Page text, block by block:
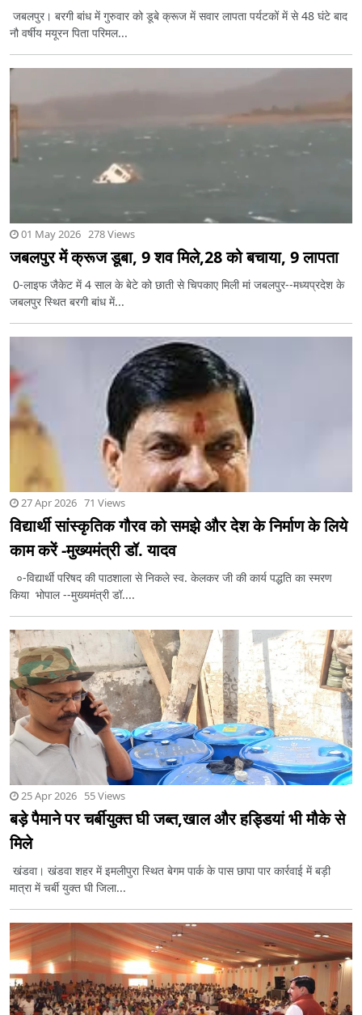
जबलपुर। बरगी बांध में गुरुवार को डूबे क्रूज में सवार लापता पर्यटकों में से 48 घंटे बाद
नौ वर्षीय मयूरन पिता परिमल...
01 May 2026 278 Views
जबलपुर में क्रूज डूबा, 9 शव मिले,28 को बचाया, 9 लापता
0-लाइफ जैकेट में 4 साल के बेटे को छाती से चिपकाए मिली मां जबलपुर--मध्यप्रदेश के
जबलपुर स्थित बरगी बांध में...
27 Apr 2026 71 Views
विद्यार्थी सांस्कृतिक गौरव को समझे और देश के निर्माण के लिये
काम करें -मुख्यमंत्री डॉ. यादव
०-विद्यार्थी परिषद की पाठशाला से निकले स्व. केलकर जी की कार्य पद्धति का स्मरण
किया भोपाल --मुख्यमंत्री डॉ....
25 Apr 2026 55 Views
बड़े पैमाने पर चर्बीयुक्त घी जब्त,खाल और हड्डियां भी मौके से
मिले
खंडवा। खंडवा शहर में इमलीपुरा स्थित बेगम पार्क के पास छापा पार कार्रवाई में बड़ी
मात्रा में चर्बी युक्त घी जिला...